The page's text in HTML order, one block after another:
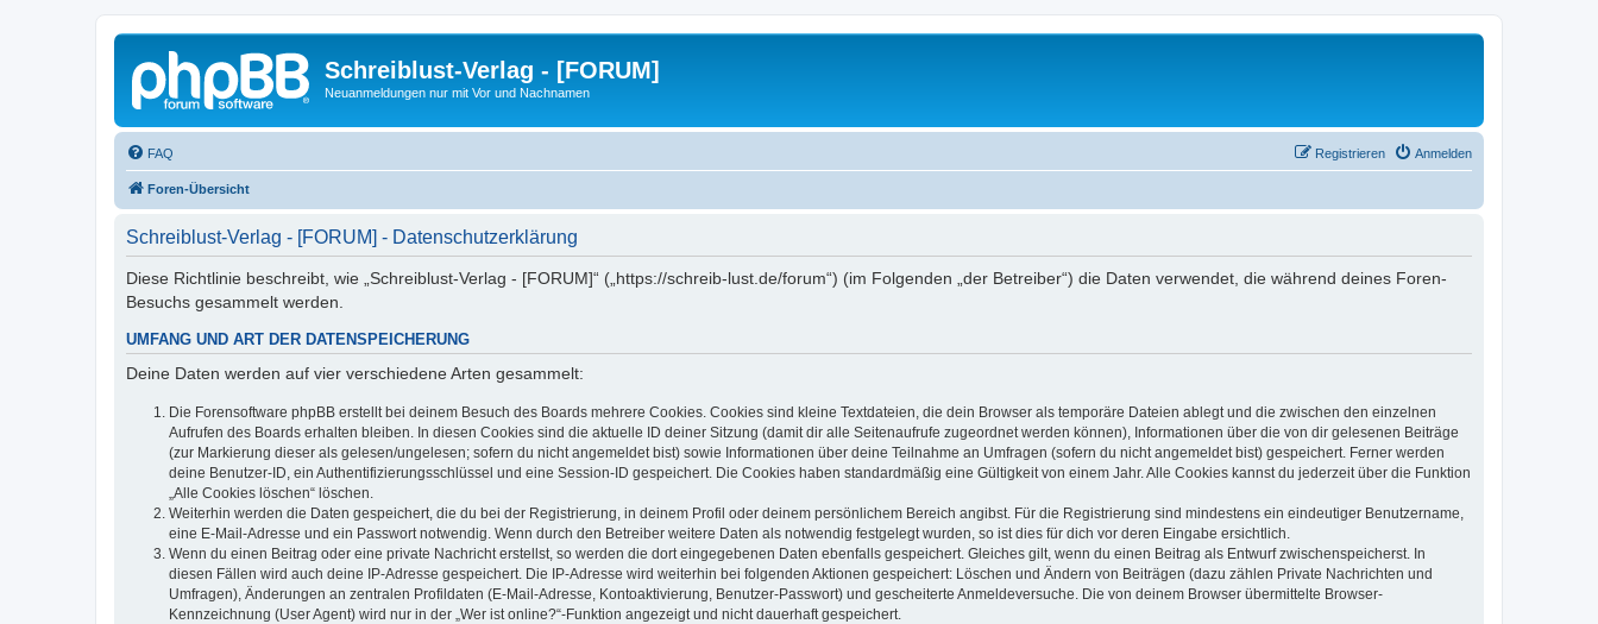
Schreiblust-Verlag - [FORUM]
Neuanmeldungen nur mit Vor und Nachnamen
FAQ Anmelden
Registrieren
Foren-Übersicht
Schreiblust-Verlag - [FORUM] - Datenschutzerklärung
Diese Richtlinie beschreibt, wie „Schreiblust-Verlag - [FORUM]“ („https://schreib-lust.de/forum“) (im Folgenden „der Betreiber“) die Daten verwendet, die während deines Foren-
Besuchs gesammelt werden.
UMFANG UND ART DER DATENSPEICHERUNG
Deine Daten werden auf vier verschiedene Arten gesammelt:
Die Forensoftware phpBB erstellt bei deinem Besuch des Boards mehrere Cookies. Cookies sind kleine Textdateien, die dein Browser als temporäre Dateien ablegt und die zwischen den einzelnen
Aufrufen des Boards erhalten bleiben. In diesen Cookies sind die aktuelle ID deiner Sitzung (damit dir alle Seitenaufrufe zugeordnet werden können), Informationen über die von dir gelesenen Beiträge
(zur Markierung dieser als gelesen/ungelesen; sofern du nicht angemeldet bist) sowie Informationen über deine Teilnahme an Umfragen (sofern du nicht angemeldet bist) gespeichert. Ferner werden
deine Benutzer-ID, ein Authentifizierungsschlüssel und eine Session-ID gespeichert. Die Cookies haben standardmäßig eine Gültigkeit von einem Jahr. Alle Cookies kannst du jederzeit über die Funktion
„Alle Cookies löschen“ löschen.
Weiterhin werden die Daten gespeichert, die du bei der Registrierung, in deinem Profil oder deinem persönlichem Bereich angibst. Für die Registrierung sind mindestens ein eindeutiger Benutzername,
eine E-Mail-Adresse und ein Passwort notwendig. Wenn durch den Betreiber weitere Daten als notwendig festgelegt wurden, so ist dies für dich vor deren Eingabe ersichtlich.
Wenn du einen Beitrag oder eine private Nachricht erstellst, so werden die dort eingegebenen Daten ebenfalls gespeichert. Gleiches gilt, wenn du einen Beitrag als Entwurf zwischenspeicherst. In
diesen Fällen wird auch deine IP-Adresse gespeichert. Die IP-Adresse wird weiterhin bei folgenden Aktionen gespeichert: Löschen und Ändern von Beiträgen (dazu zählen Private Nachrichten und
Umfragen), Änderungen an zentralen Profildaten (E-Mail-Adresse, Kontoaktivierung, Benutzer-Passwort) und gescheiterte Anmeldeversuche. Die von deinem Browser übermittelte Browser-
Kennzeichnung (User Agent) wird nur in der „Wer ist online?“-Funktion angezeigt und nicht dauerhaft gespeichert.